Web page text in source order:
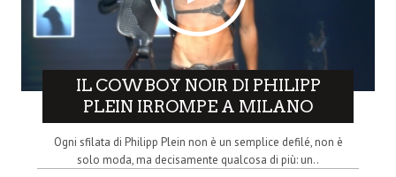
IL COWBOY NOIR DI PHILIPP
PLEIN IRROMPE A MILANO
Ogni sfilata di Philipp Plein non è un semplice defilé, non è
solo moda, ma decisamente qualcosa di più: un..